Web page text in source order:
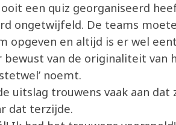
een quiz georganiseerd
ongetwijfeld. De teams
opgeven en altijd is er wel
bewust van de originaliteit van
noemt.
uitslag trouwens vaak aan dat
dat terzijde.